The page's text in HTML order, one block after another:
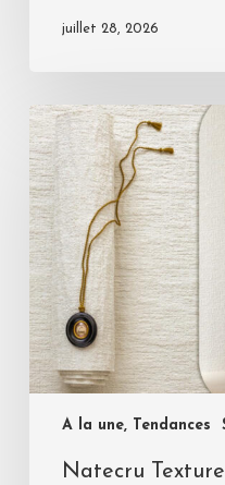
juillet 28, 2026
A la une, Tendances
Natecru